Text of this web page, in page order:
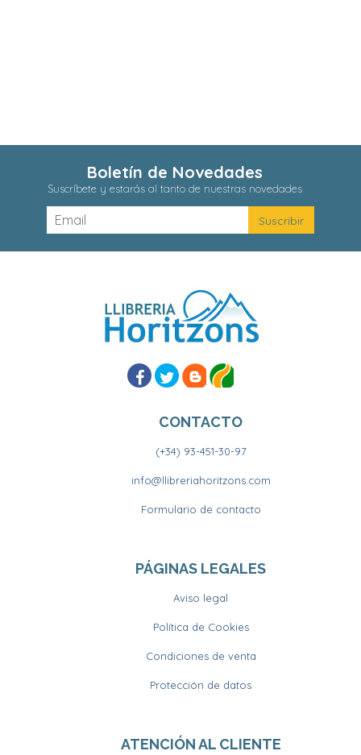
Boletín de Novedades
Suscríbete y estarás al tanto de nuestras novedades
CONTACTO
(+34) 93-451-30-97
info@llibreriahoritzons.com
Formulario de contacto
PÁGINAS LEGALES
Aviso legal
Política de Cookies
Condiciones de venta
Protección de datos
ATENCIÓN AL CLIENTE